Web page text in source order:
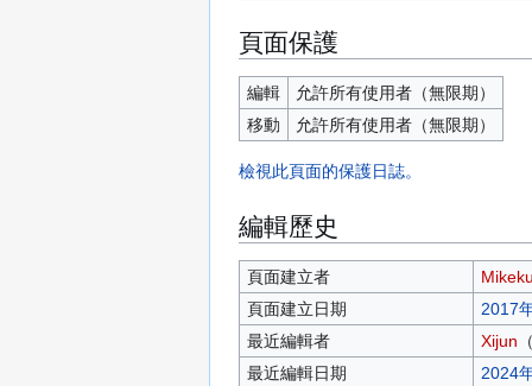
頁面保護
編輯
允許所有使用者​（無限期）
移動
允許所有使用者​（無限期）
檢視此頁面的保護日誌。
編輯歷史
頁面建立者
頁面建立日期
2017
最近編輯者
Xijun
最近編輯日期
2024